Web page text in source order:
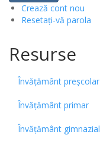
Crează cont nou
Resetați-vă parola
Resurse
Învățământ preșcolar
Învățământ primar
Învățământ gimnazial